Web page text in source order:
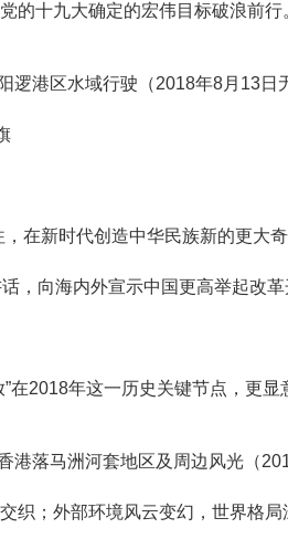
的十九大确定的宏伟目标破浪前行
港区水域行驶（2018年8月13日
新时代创造中华民族新的更大
向海内外宣示中国更高举起改革
2018年这一历史关键节点，更显
落马洲河套地区及周边风光（
；外部环境风云变幻，世界格